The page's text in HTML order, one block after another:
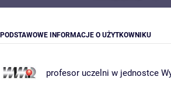
PODSTAWOWE INFORMACJE O UŻYTKOWNIKU
profesor uczelni w jednostce